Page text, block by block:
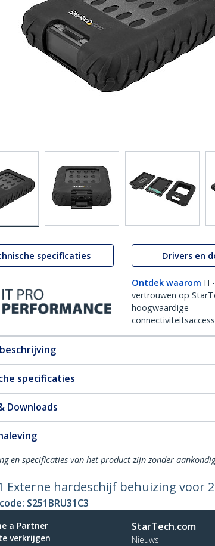
specificaties Drivers en
Ontdek waarom
vertrouwen op
hoogwaardige
specificaties
Downloads
en specificaties van het product zijn zonder
Externe hardeschijf behuizing voor
S251BRU31C3
a Partner
verkrijgen
StarTech.com
Nieuws